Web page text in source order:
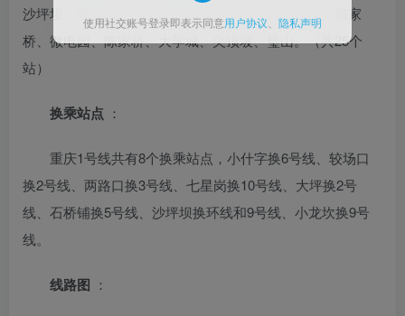
沙坪坝、杨公桥、烈士墓、磁器口、石井坡、双碑、赖家
桥、微电园、陈家桥、大学城、尖顶坡、璧山。（共25个
站）
换乘站点 ：
重庆1号线共有8个换乘站点，小什字换6号线、较场口
换2号线、两路口换3号线、七星岗换10号线、大坪换2号
线、石桥铺换5号线、沙坪坝换环线和9号线、小龙坎换9号
线。
线路图 ：
使用社交账号登录即表示同意用户协议 隐私声明